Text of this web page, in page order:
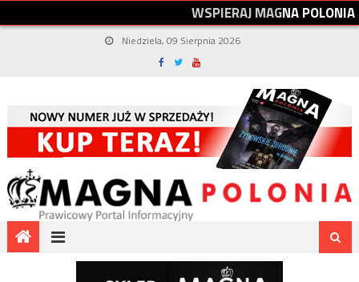
WSPIERAJMAGNAPOLONIA
Niedziela, 09 Sierpnia 2026